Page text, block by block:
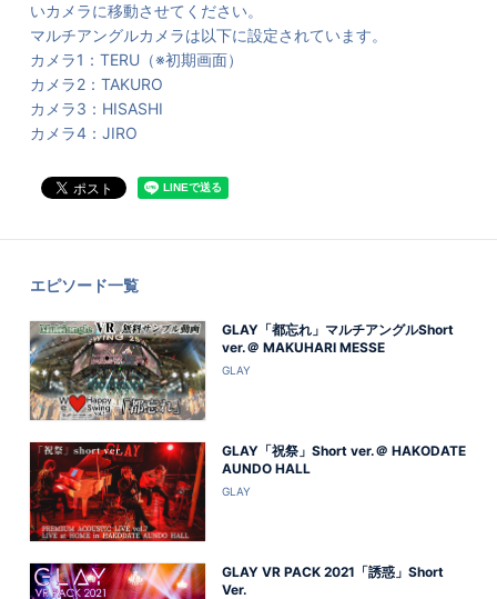
いカメラに移動させてください。
マルチアングルカメラは以下に設定されています。
カメラ1：TERU（※初期画面）
カメラ2：TAKURO
カメラ3：HISASHI
カメラ4：JIRO
エピソード一覧
GLAY「都忘れ」マルチアングルShort
ver.＠ MAKUHARI MESSE
GLAY
GLAY「祝祭」Short ver.＠ HAKODATE
AUNDO HALL
GLAY
GLAY VR PACK 2021「誘惑」Short
Ver.